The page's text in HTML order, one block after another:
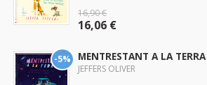
16,90 €
16,06 €
-5% MENTRESTANT A LA TERRA
JEFFERS OLIVER